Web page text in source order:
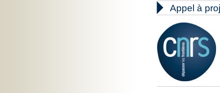
 Appel à